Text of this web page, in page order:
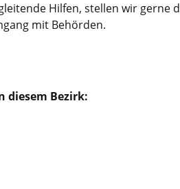
Hilfen, stellen wir
mit Behörden.
diesem Bezirk: